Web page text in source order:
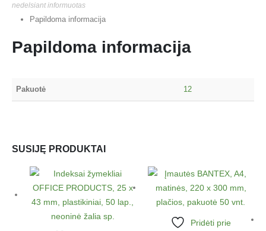
nedelsiant informuotas
Papildoma informacija
Papildoma informacija
Pakuotė 12
SUSIJĘ PRODUKTAI
Pridėti prie